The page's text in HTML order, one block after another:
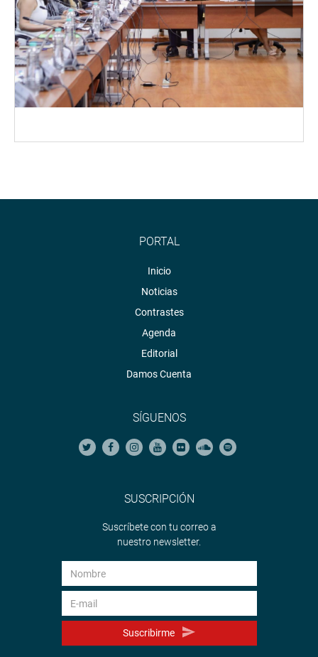
PORTAL
Inicio
Noticias
Contrastes
Agenda
Editorial
Damos Cuenta
SÍGUENOS
SUSCRIPCIÓN
Suscríbete con tu correo a
nuestro newsletter.
Suscribirme